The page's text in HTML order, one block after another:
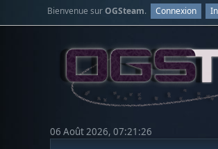
Bienvenue surOGSteam. Connexion
06 Août 2026, 07:21:26